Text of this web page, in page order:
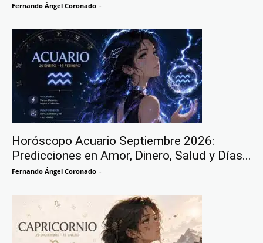
Fernando Ángel Coronado -
Horóscopo Acuario Septiembre 2026:
Predicciones en Amor, Dinero, Salud y Días...
Fernando Ángel Coronado -